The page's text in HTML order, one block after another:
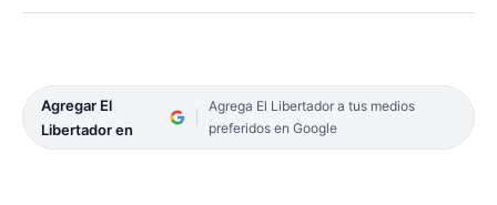
Agregar El
Libertador en
Agrega El Libertador a tus medios
preferidos en Google